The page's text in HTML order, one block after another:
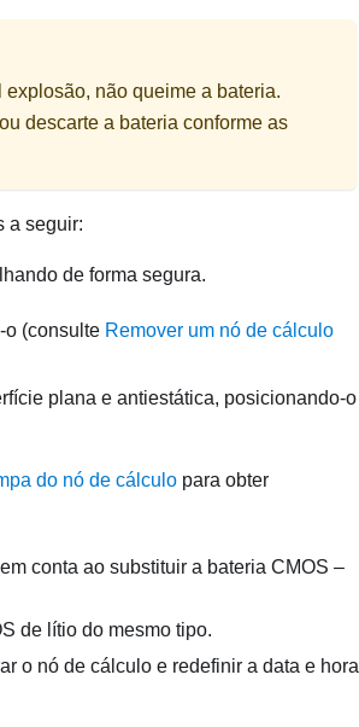
não queime a bateria.
descarte a bateria conforme as
a seguir:
de forma segura.
o (consulte Remover um nó de cálculo
plana e antiestática, posicionando-o
do nó de cálculo para obter
conta ao substituir a bateria CMOS –
de lítio do mesmo tipo.
o nó de cálculo e redefinir a data e hora